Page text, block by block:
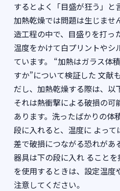
するとよく「目盛が狂う」と
加熱乾燥では問題は生じませ
造工程の中で、目盛りを打
温度をかけて白プリントやシ
ています。 “加熱はガラス体
すか”について検証した 文献
だし、加熱乾燥する際は、以
それは熱衝撃による破損の可
あります。洗ったばかりの体
段に入れると、温度に よっ
差で破損につながる恐れがあ
器具は下の段に入れ ること
を使用するときは、設定温度
注意してください。